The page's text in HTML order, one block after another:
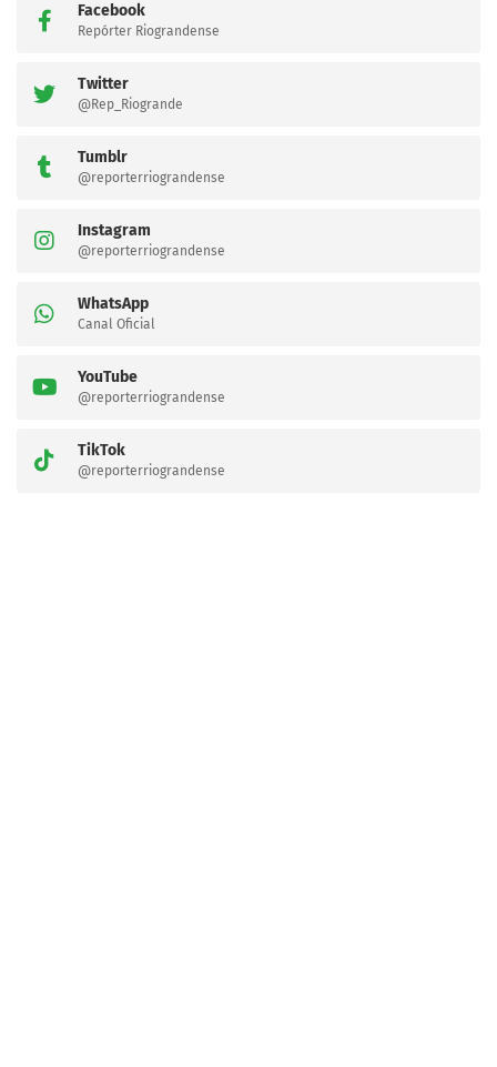
Facebook
Repórter Riograndense
Twitter
@Rep_Riogrande
Tumblr
@reporterriograndense
Instagram
@reporterriograndense
WhatsApp
Canal Oficial
YouTube
@reporterriograndense
TikTok
@reporterriograndense